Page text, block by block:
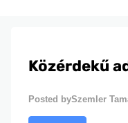
Közérdekű
Posted bySzemler